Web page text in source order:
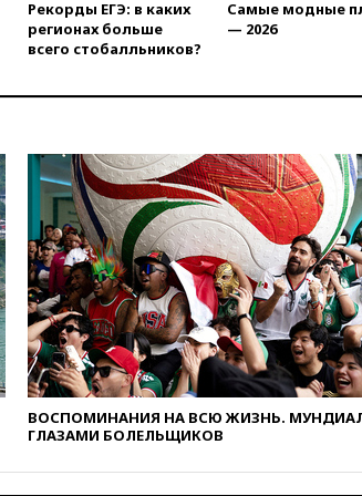
устроил стрельбу в школе:
есть жертвы
километрах от Ванкувера
выплатить $567 млн по
вреде психическому
здоровью детей
05:51 Трамп подписал
против «родильного
в США
04:00Суд взыскал почти
рублей в пользу семьи
отравившегося в детсаду
мальчика
03:00МИД РФ: попытки
рассорить Россию и
обречены на провал
Рекорды ЕГЭ: в каких
регионах больше
всего стобалльников?
Самые модные
— 2026
ВОСПОМИНАНИЯ НА ВСЮ ЖИЗНЬ.
ГЛАЗАМИ БОЛЕЛЬЩИКОВ